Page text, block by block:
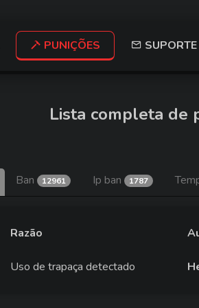
PUNIÇÕES SUPORTE
Lista completa de
Ban 12961 Ip ban 1787
Razão
Uso de trapaça detectado